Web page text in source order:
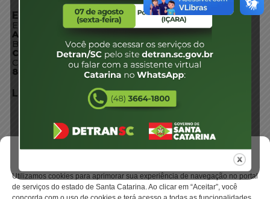
Gerenciar Cookies
Utilizamos cookies para aprimorar sua experiência de navegação no portal
de serviços do estado de Santa Catarina. Ao clicar em “Aceitar”, você
ENDEREÇO
Endereço:
Av. Almirante Tamandaré - 480
Bairro:
Coqueiros, Florianópolis SC
CEP:
88.080-160
LOCALIZAÇÃO